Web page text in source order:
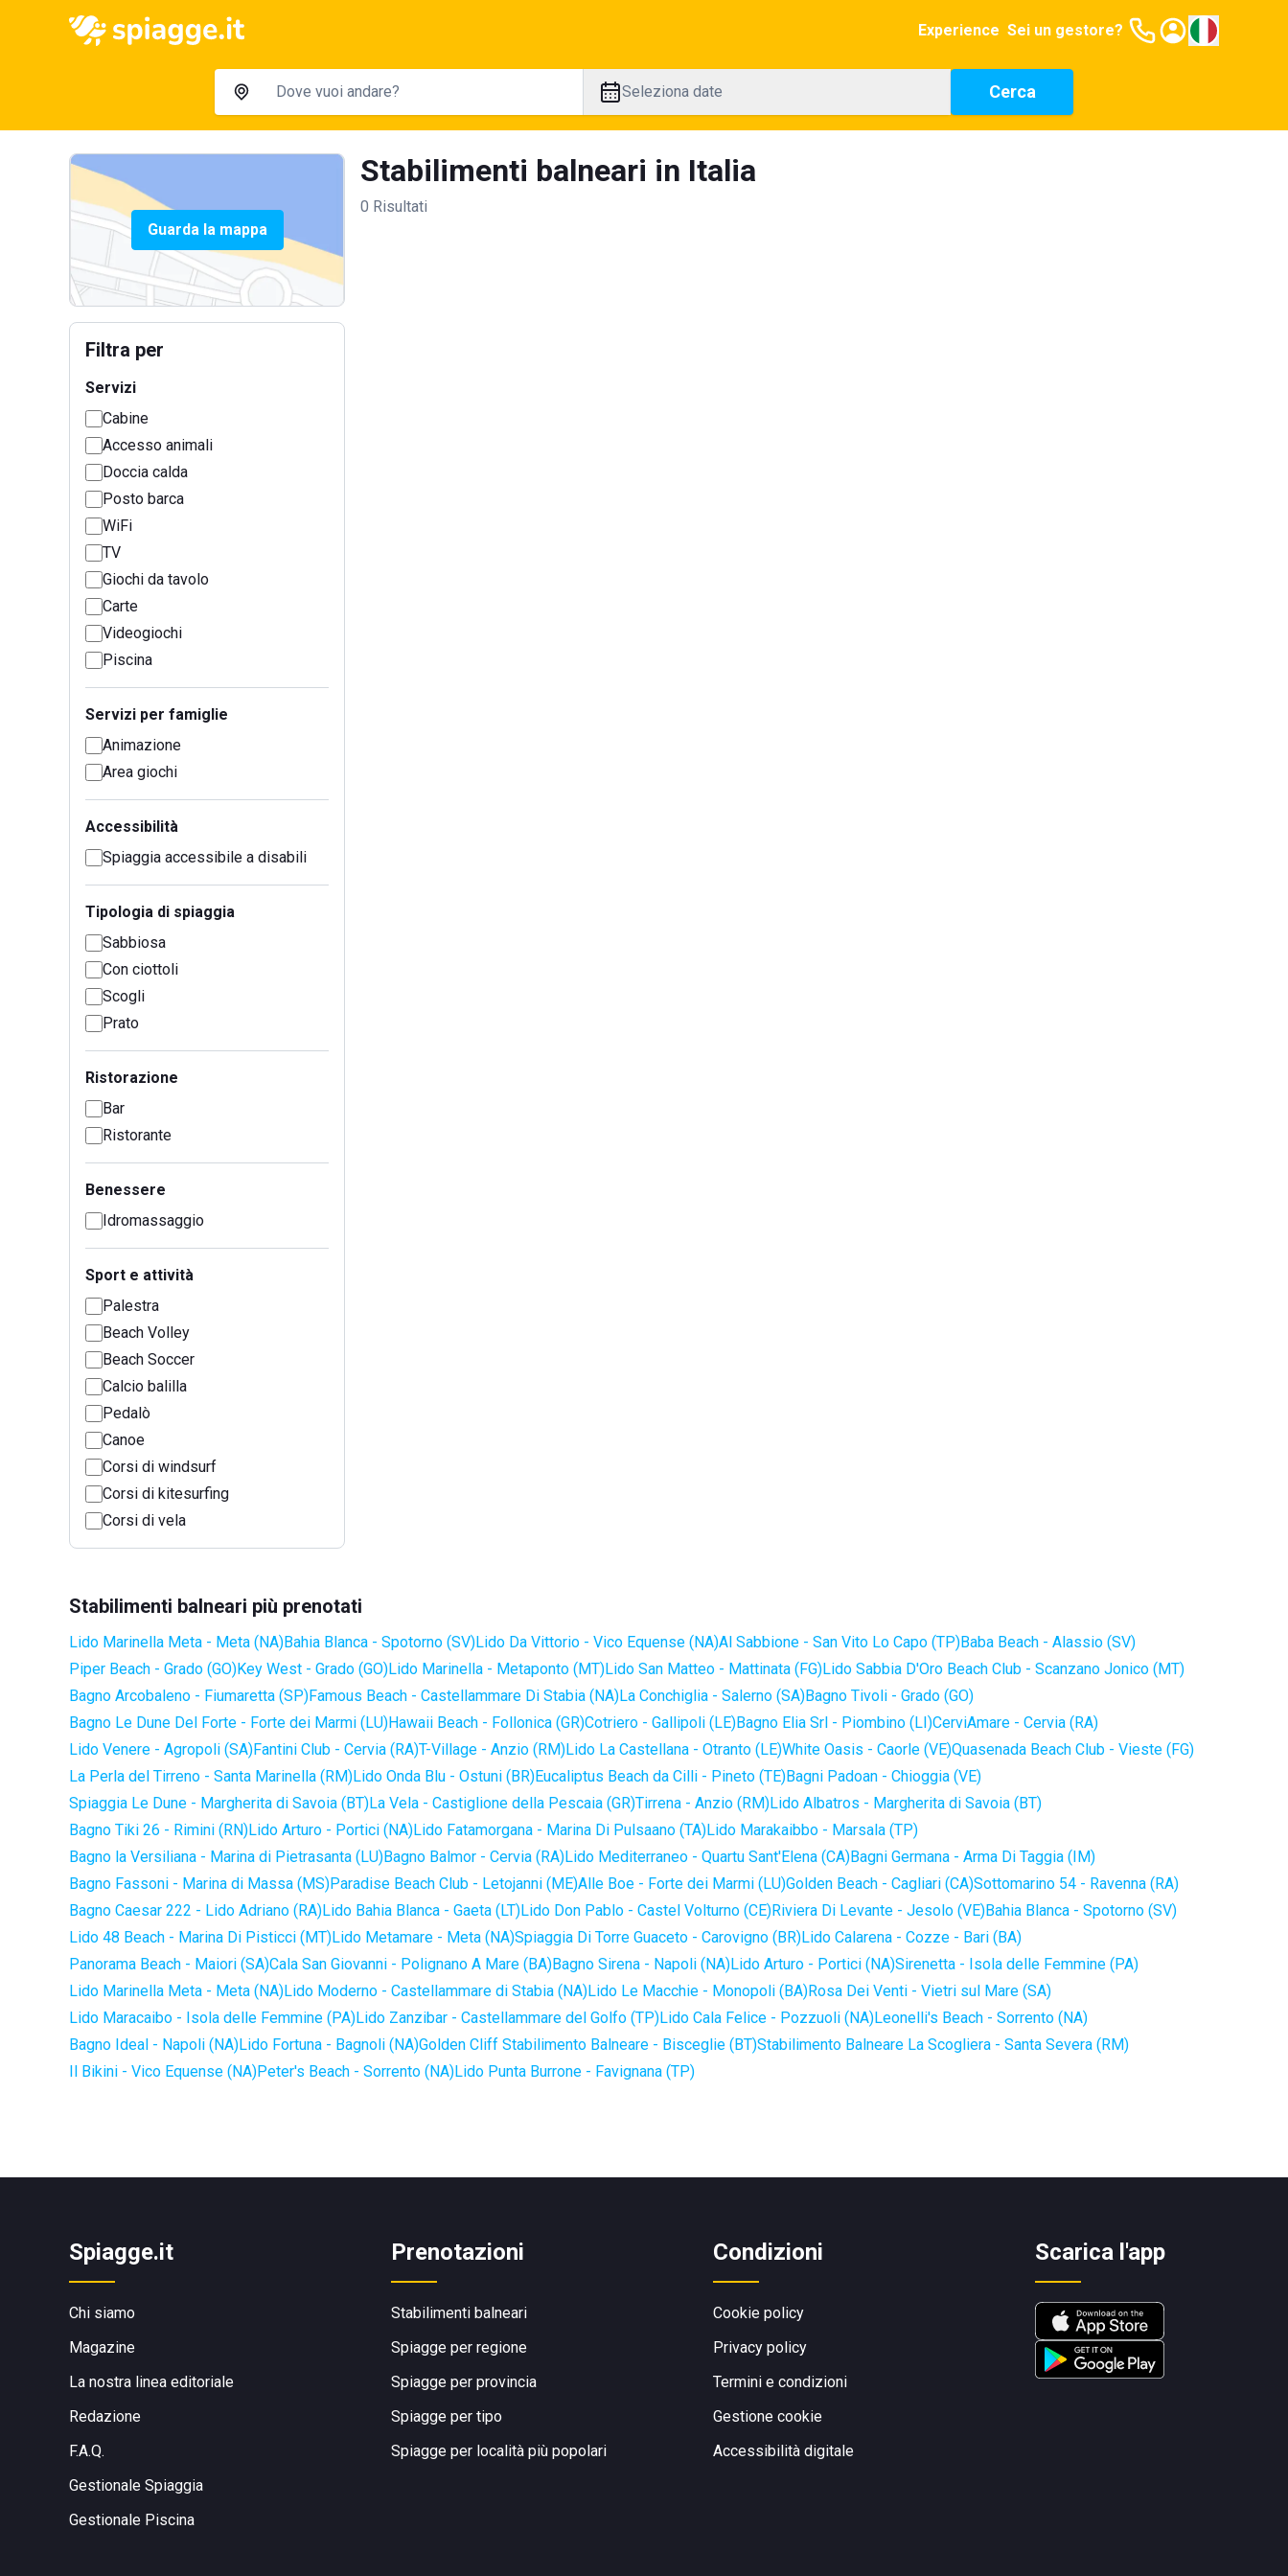
Experience Sei un gestore?
Seleziona date Cerca
Guarda la mappa
Filtra per
Servizi
Cabine
Accesso animali
Doccia calda
Posto barca
WiFi
TV
Giochi da tavolo
Carte
Videogiochi
Piscina
Servizi per famiglie
Animazione
Area giochi
Accessibilità
Spiaggia accessibile a disabili
Tipologia di spiaggia
Sabbiosa
Con ciottoli
Scogli
Prato
Ristorazione
Bar
Ristorante
Benessere
Idromassaggio
Sport e attività
Palestra
Beach Volley
Beach Soccer
Calcio balilla
Pedalò
Canoe
Corsi di windsurf
Corsi di kitesurfing
Corsi di vela
Stabilimenti balneari in Italia
0 Risultati
Stabilimenti balneari più prenotati
Lido Marinella Meta - Meta (NA)Bahia Blanca - Spotorno (SV)Lido Da Vittorio - Vico Equense (NA)Al Sabbione - San Vito Lo Capo (TP)Baba Beach - Alassio (SV)
Piper Beach - Grado (GO)Key West - Grado (GO)Lido Marinella - Metaponto (MT)Lido San Matteo - Mattinata (FG)Lido Sabbia D'Oro Beach Club - Scanzano Jonico (MT)
Bagno Arcobaleno - Fiumaretta (SP)Famous Beach - Castellammare Di Stabia (NA)La Conchiglia - Salerno (SA)Bagno Tivoli - Grado (GO)
Bagno Le Dune Del Forte - Forte dei Marmi (LU)Hawaii Beach - Follonica (GR)Cotriero - Gallipoli (LE)Bagno Elia Srl - Piombino (LI)CerviAmare - Cervia (RA)
Lido Venere - Agropoli (SA)Fantini Club - Cervia (RA)T-Village - Anzio (RM)Lido La Castellana - Otranto (LE)White Oasis - Caorle (VE)Quasenada Beach Club - Vieste (FG)
La Perla del Tirreno - Santa Marinella (RM)Lido Onda Blu - Ostuni (BR)Eucaliptus Beach da Cilli - Pineto (TE)Bagni Padoan - Chioggia (VE)
Spiaggia Le Dune - Margherita di Savoia (BT)La Vela - Castiglione della Pescaia (GR)Tirrena - Anzio (RM)Lido Albatros - Margherita di Savoia (BT)
Bagno Tiki 26 - Rimini (RN)Lido Arturo - Portici (NA)Lido Fatamorgana - Marina Di Pulsaano (TA)Lido Marakaibbo - Marsala (TP)
Bagno la Versiliana - Marina di Pietrasanta (LU)Bagno Balmor - Cervia (RA)Lido Mediterraneo - Quartu Sant'Elena (CA)Bagni Germana - Arma Di Taggia (IM)
Bagno Fassoni - Marina di Massa (MS)Paradise Beach Club - Letojanni (ME)Alle Boe - Forte dei Marmi (LU)Golden Beach - Cagliari (CA)Sottomarino 54 - Ravenna (RA)
Bagno Caesar 222 - Lido Adriano (RA)Lido Bahia Blanca - Gaeta (LT)Lido Don Pablo - Castel Volturno (CE)Riviera Di Levante - Jesolo (VE)Bahia Blanca - Spotorno (SV)
Lido 48 Beach - Marina Di Pisticci (MT)Lido Metamare - Meta (NA)Spiaggia Di Torre Guaceto - Carovigno (BR)Lido Calarena - Cozze - Bari (BA)
Panorama Beach - Maiori (SA)Cala San Giovanni - Polignano A Mare (BA)Bagno Sirena - Napoli (NA)Lido Arturo - Portici (NA)Sirenetta - Isola delle Femmine (PA)
Lido Marinella Meta - Meta (NA)Lido Moderno - Castellammare di Stabia (NA)Lido Le Macchie - Monopoli (BA)Rosa Dei Venti - Vietri sul Mare (SA)
Lido Maracaibo - Isola delle Femmine (PA)Lido Zanzibar - Castellammare del Golfo (TP)Lido Cala Felice - Pozzuoli (NA)Leonelli's Beach - Sorrento (NA)
Bagno Ideal - Napoli (NA)Lido Fortuna - Bagnoli (NA)Golden Cliff Stabilimento Balneare - Bisceglie (BT)Stabilimento Balneare La Scogliera - Santa Severa (RM)
Il Bikini - Vico Equense (NA)Peter's Beach - Sorrento (NA)Lido Punta Burrone - Favignana (TP)
Spiagge.it
Chi siamo
Magazine
La nostra linea editoriale
Redazione
F.A.Q.
Gestionale Spiaggia
Gestionale Piscina
Prenotazioni
Stabilimenti balneari
Spiagge per regione
Spiagge per provincia
Spiagge per tipo
Spiagge per località più popolari
Condizioni
Cookie policy
Privacy policy
Termini e condizioni
Gestione cookie
Accessibilità digitale
Scarica l'app